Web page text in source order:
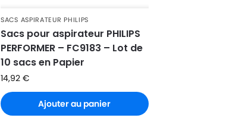
SACS ASPIRATEUR PHILIPS
Sacs pour aspirateur PHILIPS
PERFORMER – FC9183 – Lot de
10 sacs en Papier
14,92€
Ajouter au panier